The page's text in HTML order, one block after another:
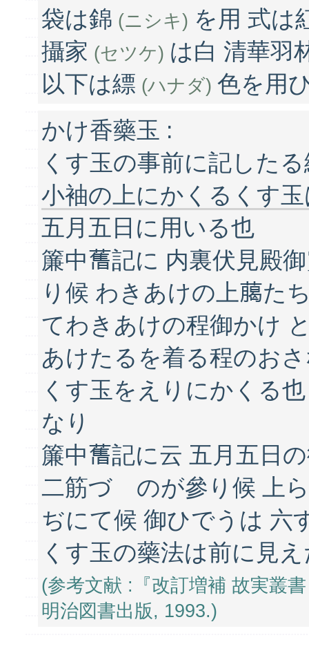
袋は錦 (ニシキ) を用 式は
攝家 (セツケ) は白 清華羽
以下は縹 (ハナダ) 色を用
かけ香藥玉 :
くす玉の事前に記した
小袖の上にかくるくす
五月五日に用いる也
簾中𦾔記に 内裏伏見殿
り候 わきあけの上﨟た
てわきあけの程御かけ
あけたるを着る程のお
くす玉をえりにかくる
なり
簾中𦾔記に云 五月五日
二筋づゝのが參り候 上
ぢにて候 御ひでうは 六
くす玉の藥法は前に見
(参考文献 :『改訂増補 故実叢
明治図書出版, 1993.)